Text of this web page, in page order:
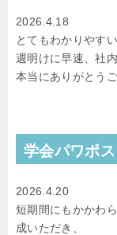
2026.4.18
とてもわかりやす
週明けに早速、社
本当にありがとう
学会パワポ
2026.4.20
短期間にもかかわ
成いただき、